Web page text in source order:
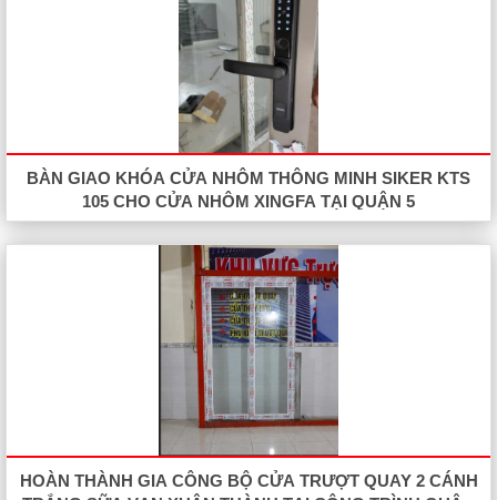
BÀN GIAO KHÓA CỬA NHÔM THÔNG MINH SIKER KTS
105 CHO CỬA NHÔM XINGFA TẠI QUẬN 5
HOÀN THÀNH GIA CÔNG BỘ CỬA TRƯỢT QUAY 2 CÁNH